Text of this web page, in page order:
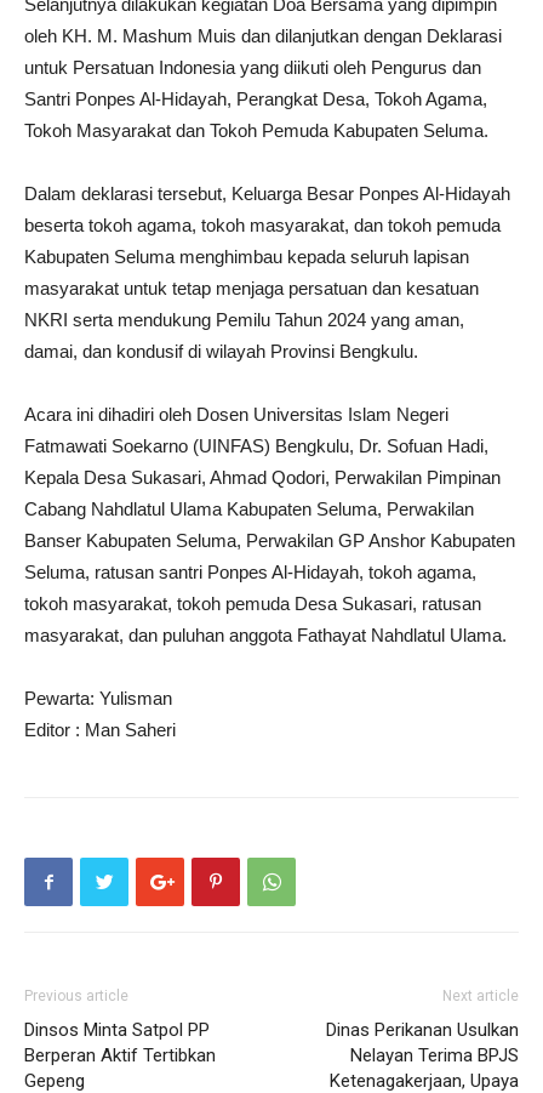
Selanjutnya dilakukan kegiatan Doa Bersama yang dipimpin
oleh KH. M. Mashum Muis dan dilanjutkan dengan Deklarasi
untuk Persatuan Indonesia yang diikuti oleh Pengurus dan
Santri Ponpes Al-Hidayah, Perangkat Desa, Tokoh Agama,
Tokoh Masyarakat dan Tokoh Pemuda Kabupaten Seluma.
Dalam deklarasi tersebut, Keluarga Besar Ponpes Al-Hidayah
beserta tokoh agama, tokoh masyarakat, dan tokoh pemuda
Kabupaten Seluma menghimbau kepada seluruh lapisan
masyarakat untuk tetap menjaga persatuan dan kesatuan
NKRI serta mendukung Pemilu Tahun 2024 yang aman,
damai, dan kondusif di wilayah Provinsi Bengkulu.
Acara ini dihadiri oleh Dosen Universitas Islam Negeri
Fatmawati Soekarno (UINFAS) Bengkulu, Dr. Sofuan Hadi,
Kepala Desa Sukasari, Ahmad Qodori, Perwakilan Pimpinan
Cabang Nahdlatul Ulama Kabupaten Seluma, Perwakilan
Banser Kabupaten Seluma, Perwakilan GP Anshor Kabupaten
Seluma, ratusan santri Ponpes Al-Hidayah, tokoh agama,
tokoh masyarakat, tokoh pemuda Desa Sukasari, ratusan
masyarakat, dan puluhan anggota Fathayat Nahdlatul Ulama.
Pewarta: Yulisman
Editor : Man Saheri
Previous article
Dinsos Minta Satpol PP
Berperan Aktif Tertibkan
Gepeng
Next article
Dinas Perikanan Usulkan
Nelayan Terima BPJS
Ketenagakerjaan, Upaya